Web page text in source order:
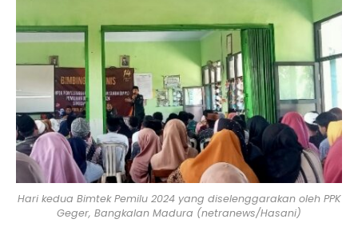
Hari kedua Bimtek Pemilu 2024 yang diselenggarakan oleh PPK
Geger, Bangkalan Madura (netranews/Hasani)